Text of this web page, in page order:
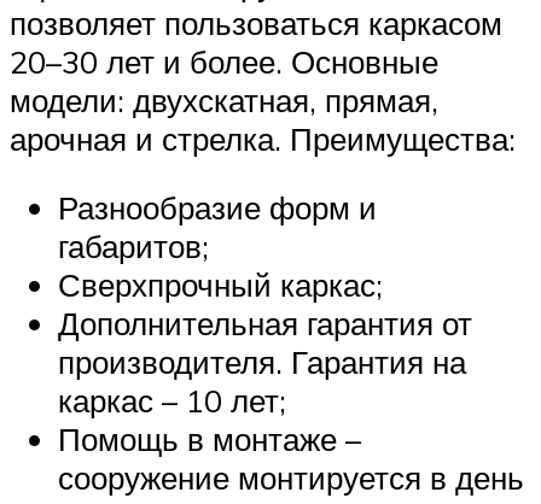
позволяет пользоваться каркасом
20–30 лет и более. Основные
модели: двухскатная, прямая,
арочная и стрелка. Преимущества:
Разнообразие форм и
габаритов;
Сверхпрочный каркас;
Дополнительная гарантия от
производителя. Гарантия на
каркас – 10 лет;
Помощь в монтаже –
сооружение монтируется в день